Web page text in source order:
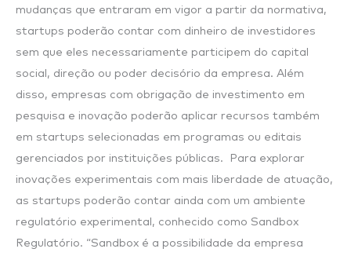
mudanças que entraram em vigor a partir da normativa,
startups poderão contar com dinheiro de investidores
sem que eles necessariamente participem do capital
social, direção ou poder decisório da empresa. Além
disso, empresas com obrigação de investimento em
pesquisa e inovação poderão aplicar recursos também
em startups selecionadas em programas ou editais
gerenciados por instituições públicas. Para explorar
inovações experimentais com mais liberdade de atuação,
as startups poderão contar ainda com um ambiente
regulatório experimental, conhecido como Sandbox
Regulatório. “Sandbox é a possibilidade da empresa